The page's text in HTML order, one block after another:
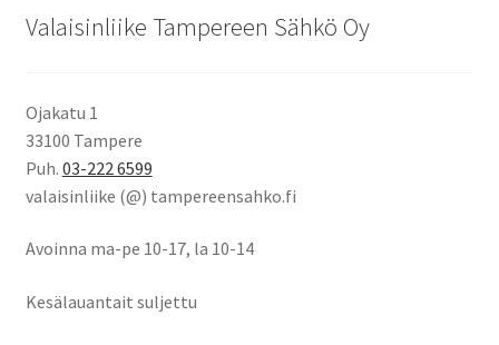
Valaisinliike Tampereen Sähkö Oy
Ojakatu 1
33100 Tampere
Puh. 03-222 6599
valaisinliike (@) tampereensahko.fi
Avoinna ma-pe 10-17, la 10-14
Kesälauantait suljettu